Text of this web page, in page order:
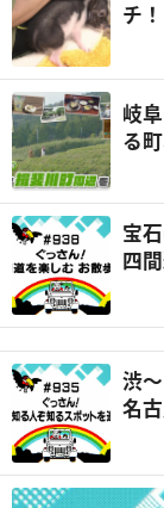
チ
岐
る
宝
四
渋
名